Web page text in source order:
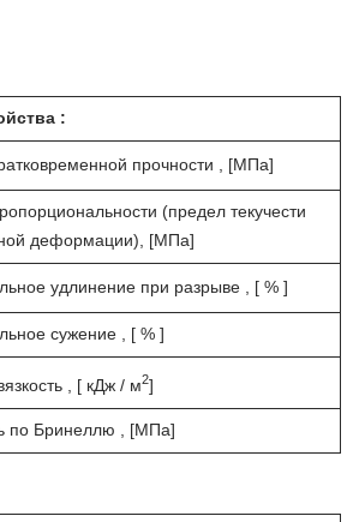
:
прочности , [МПа]
(предел текучести
деформации), [МПа]
удлинение при разрыве , [ % ]
сужение , [ % ]
, [ кДж / м2]
по Бринеллю , [МПа]